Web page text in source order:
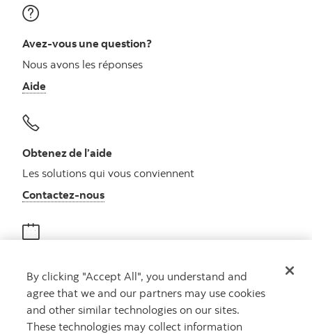
Avez-vous une question?
Nous avons les réponses
Aide
Obtenez de l’aide
Les solutions qui vous conviennent
Contactez-nousAutres numéros, contactez-nous par
Rencontrez un conseiller
Prenez rendez-vous
By clicking "Accept All", you understand and
agree that we and our partners may use cookies
and other similar technologies on our sites.
These technologies may collect information